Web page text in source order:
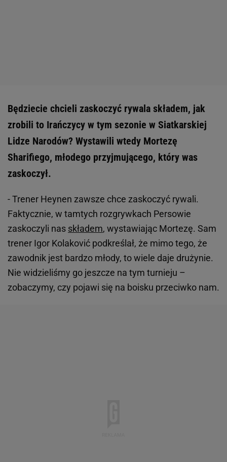
Będziecie chcieli zaskoczyć rywala składem, jak
zrobili to Irańczycy w tym sezonie w Siatkarskiej
Lidze Narodów? Wystawili wtedy Mortezę
Sharifiego, młodego przyjmującego, który was
zaskoczył.
- Trener Heynen zawsze chce zaskoczyć rywali.
Faktycznie, w tamtych rozgrywkach Persowie
zaskoczyli nas składem, wystawiając Mortezę. Sam
trener Igor Kolaković podkreślał, że mimo tego, że
zawodnik jest bardzo młody, to wiele daje drużynie.
Nie widzieliśmy go jeszcze na tym turnieju –
zobaczymy, czy pojawi się na boisku przeciwko nam.